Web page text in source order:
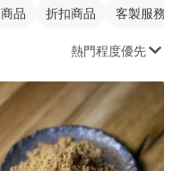
品 折扣商品 客製服務
熱門程度優先